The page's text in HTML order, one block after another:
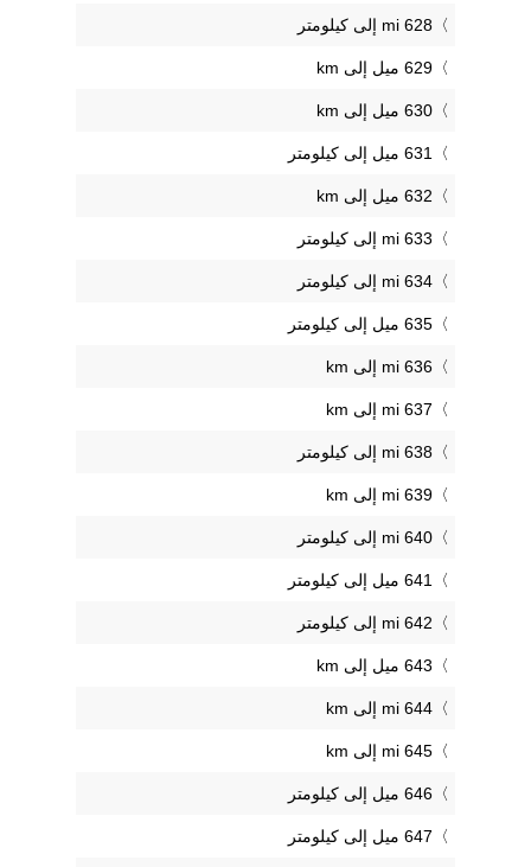
628 mi إلى كيلومتر
629 ميل إلى km
630 ميل إلى km
631 ميل إلى كيلومتر
632 ميل إلى km
633 mi إلى كيلومتر
634 mi إلى كيلومتر
635 ميل إلى كيلومتر
636 mi إلى km
637 mi إلى km
638 mi إلى كيلومتر
639 mi إلى km
640 mi إلى كيلومتر
641 ميل إلى كيلومتر
642 mi إلى كيلومتر
643 ميل إلى km
644 mi إلى km
645 mi إلى km
646 ميل إلى كيلومتر
647 ميل إلى كيلومتر